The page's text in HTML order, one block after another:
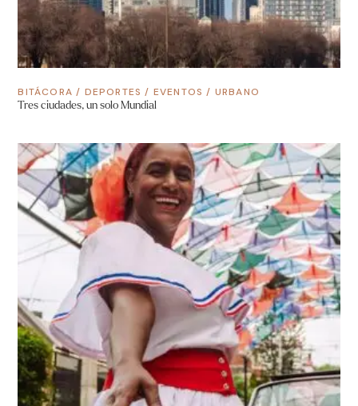
BITÁCORA / DEPORTES / EVENTOS / URBANO
Tres ciudades, un solo Mundial